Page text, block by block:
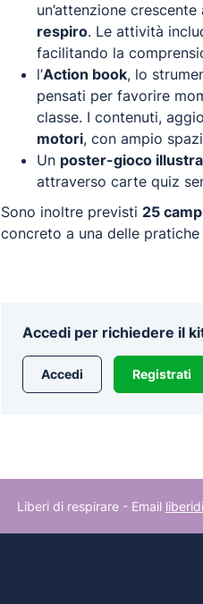
un’attenzione crescente
respiro. Le attività
facilitando la
l’Action book, lo
pensati per favorire
classe. I contenuti,
motori, con ampio
Un poster-gioco
attraverso carte quiz
Sono inoltre previsti 25
concreto a una delle
Accedi per richiedere il
Accedi Registrati
Liberi di respirare - Email